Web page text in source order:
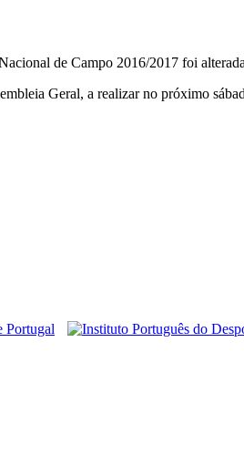
de Campo 2016/2017 foi
Geral, a realizar no próximo